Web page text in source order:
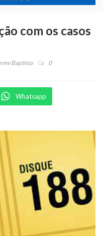
com os casos
Baptista 0
Whatsapp